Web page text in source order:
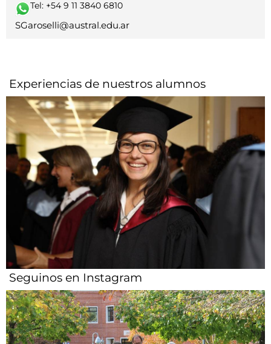
Tel: +54 9 11 3840 6810
SGaroselli@austral.edu.ar
Experiencias de nuestros alumnos​
Seguinos en Instagram